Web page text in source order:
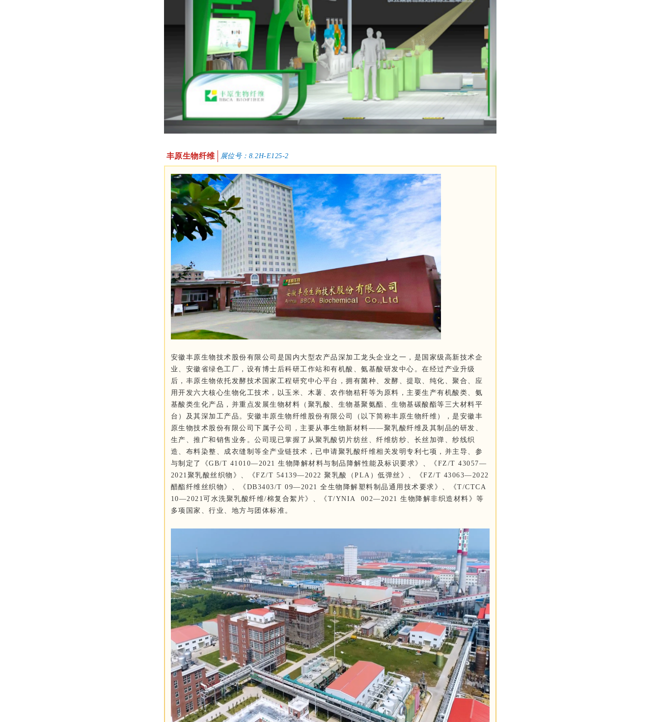
丰原生物纤维 展位号：8.2H-E125-2
安徽丰原生物技术股份有限公司是国内大型农产品深加工龙头企业之一，是国家级高新技术企
业、安徽省绿色工厂，设有博士后科研工作站和有机酸、氨基酸研发中心。在经过产业升级
后，丰原生物依托发酵技术国家工程研究中心平台，拥有菌种、发酵、提取、纯化、聚合、应
用开发六大核心生物化工技术，以玉米、木薯、农作物秸秆等为原料，主要生产有机酸类、氨
基酸类生化产品，并重点发展生物材料（聚乳酸、生物基聚氨酯、生物基碳酸酯等三大材料平
台）及其深加工产品。安徽丰原生物纤维股份有限公司（以下简称丰原生物纤维），是安徽丰
原生物技术股份有限公司下属子公司，主要从事生物新材料——聚乳酸纤维及其制品的研发、
生产、推广和销售业务。公司现已掌握了从聚乳酸切片纺丝、纤维纺纱、长丝加弹、纱线织
造、布料染整、成衣缝制等全产业链技术，已申请聚乳酸纤维相关发明专利七项，并主导、参
与制定了《GB/T 41010—2021 生物降解材料与制品降解性能及标识要求》、《FZ/T 43057—
2021聚乳酸丝织物》、《FZ/T 54139—2022 聚乳酸（PLA）低弹丝》、《FZ/T 43063—2022
醋酯纤维丝织物》、《DB3403/T 09—2021 全生物降解塑料制品通用技术要求》、《T/CTCA
10—2021可水洗聚乳酸纤维/棉复合絮片》、《T/YNIA 002—2021 生物降解非织造材料》等
多项国家、行业、地方与团体标准。